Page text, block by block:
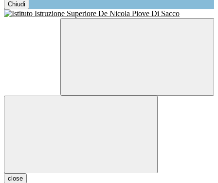
Chiudi
close